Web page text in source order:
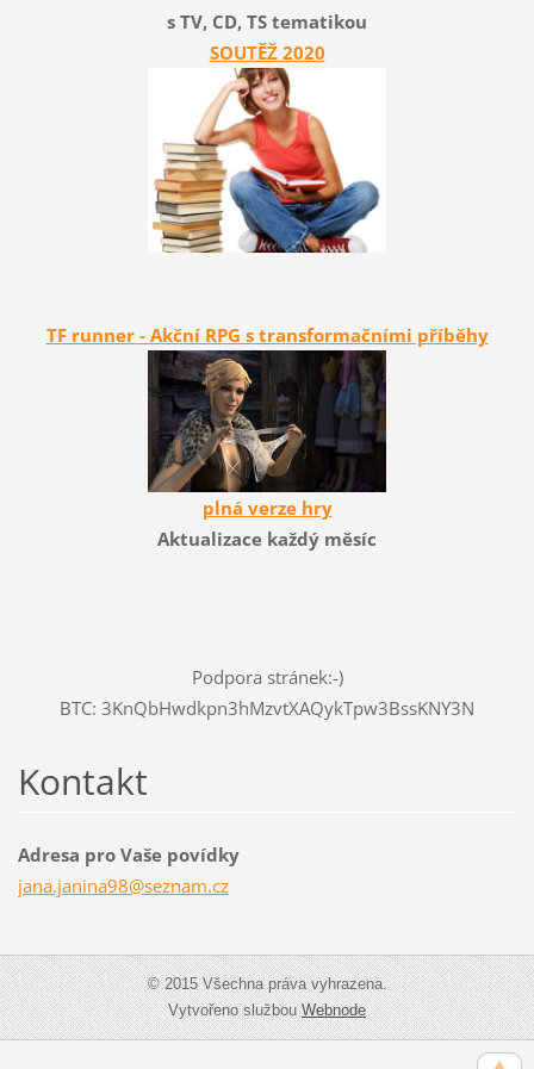
s TV, CD, TS tematikou
SOUTĚŽ 2020
TF runner - Akční RPG s transformačními příběhy
plná verze hry
Aktualizace každý měsíc
Podpora stránek:-)
BTC: 3KnQbHwdkpn3hMzvtXAQykTpw3BssKNY3N
Kontakt
Adresa pro Vaše povídky
jana.janina98@seznam.cz
© 2015 Všechna práva vyhrazena.
Vytvořeno službouWebnode